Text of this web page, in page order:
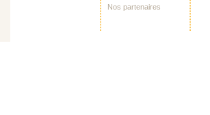
Nos partenaires